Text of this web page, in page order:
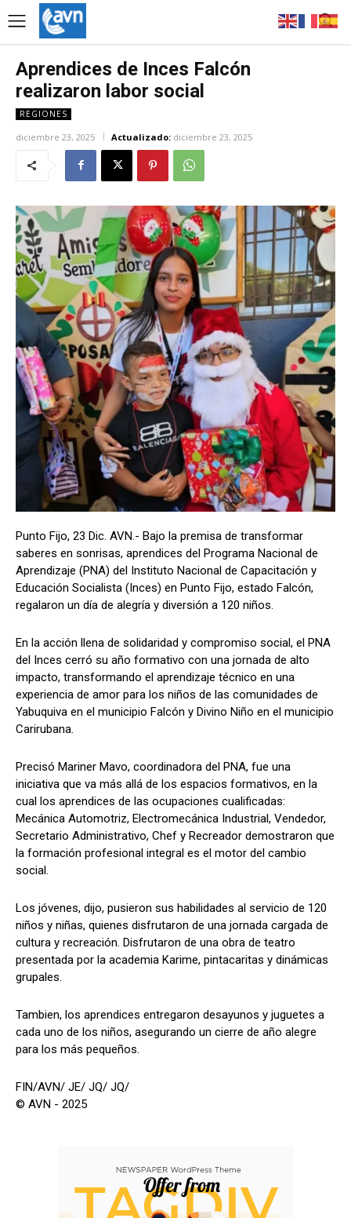
Aprendices de Inces Falcón
realizaron labor social
REGIONES
diciembre 23, 2025 Actualizado: diciembre 23, 2025
Punto Fijo, 23 Dic. AVN.- Bajo la premisa de transformar
saberes en sonrisas, aprendices del Programa Nacional de
Aprendizaje (PNA) del Instituto Nacional de Capacitación y
Educación Socialista (Inces) en Punto Fijo, estado Falcón,
regalaron un día de alegría y diversión a 120 niños.
En la acción llena de solidaridad y compromiso social, el PNA
del Inces cerró su año formativo con una jornada de alto
impacto, transformando el aprendizaje técnico en una
experiencia de amor para los niños de las comunidades de
Yabuquiva en el municipio Falcón y Divino Niño en el municipio
Carirubana.
Precisó Mariner Mavo, coordinadora del PNA, fue una
iniciativa que va más allá de los espacios formativos, en la
cual los aprendices de las ocupaciones cualificadas:
Mecánica Automotriz, Electromecánica Industrial, Vendedor,
Secretario Administrativo, Chef y Recreador demostraron que
la formación profesional integral es el motor del cambio
social.
Los jóvenes, dijo, pusieron sus habilidades al servicio de 120
niños y niñas, quienes disfrutaron de una jornada cargada de
cultura y recreación. Disfrutaron de una obra de teatro
presentada por la academia Karime, pintacaritas y dinámicas
grupales.
Tambien, los aprendices entregaron desayunos y juguetes a
cada uno de los niños, asegurando un cierre de año alegre
para los más pequeños.
FIN/AVN/ JE/ JQ/ JQ/
© AVN - 2025